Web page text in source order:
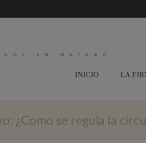
EN MATARÓ
INICIO LA
¿Como se regula la